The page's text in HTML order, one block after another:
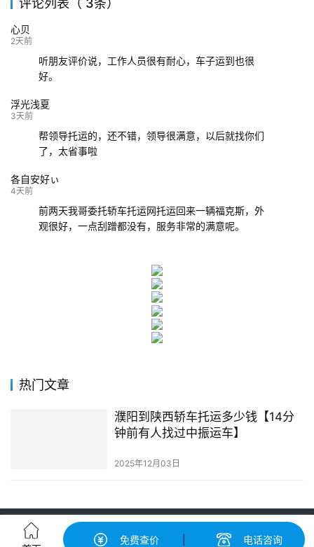
139****9233
评论列表（ 3条）
心贝
2天前
听朋友评价说，工作人员很有耐心，车子运到也很
好。
浮光浅夏
3天前
帮领导托运的，还不错，领导很满意，以后就找你们
了，太省事啦
各自安好ぃ
4天前
前两天我哥委托轿车托运网托运回来一辆福克斯，外
观很好，一点刮蹭都没有，服务非常的满意呢。
热门文章
濮阳到陕西轿车托运多少钱【14分
钟前有人找过中振运车】
2025年12月03日
轿车托运-汽车托运价格|收费标准查询-中振汽车托运物流平台
粤ICP备19056193号-3© 广州中振物流有限公司 版权所有
免费查价 电话咨询